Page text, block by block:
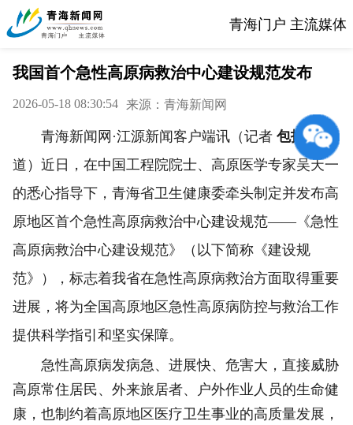
青海门户 主流媒体
我国首个急性高原病救治中心建设规范发布
2026-05-18 08:30:54 来源：青海新闻网
青海新闻网 ·江源新闻客户端讯 （记者 包拓业 报
道） 近日 ， 在中国工程院院士、高原医学专家吴天一
的悉心指导下，青海省卫生健康委牵头制定并发布高
原地区首个急性高原病救治中心建设规范——《急性
高原病救治中心建设规范》（以下简称《建设规
范》） ， 标志着我省在急性高原病救治方面取得重要
进展 ， 将为全国高原地区急性高原病防控与救治工作
提供科学指引和坚实保障。
急性高原病发病急、进展快、危害大，直接威胁
高原常住居民、外来旅居者、户外作业人员的生命健
康，也制约着高原地区医疗卫生事业的高质量发展，